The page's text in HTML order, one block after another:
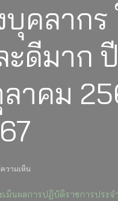
คลากร
ะดีมาก ปี
าคม
วามเห็นบน
รายงาน
มินผลการปฏิบัติราชการประจ